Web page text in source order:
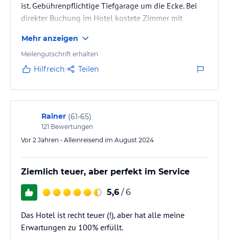
ist. Gebührenpflichtige Tiefgarage um die Ecke. Bei
direkter Buchung im Hotel kostete Zimmer mit
Anm.: 24-Stunden-Parkkarte für Bern (übers Internet
zu kaufen) ist viel billiger, es sei denn, man bekommt
einen Parkplatz in Hotelnähe. Sehr hilfreiche und
Zimmervorschläge. Zimmer sind etwas kalt, weil AC
immer aufgedreht ist und…
Mehr anzeigen
Meilengutschrift erhalten
Hilfreich Teilen
Rainer (61-65)
121 Bewertungen
Vor 2 Jahren • Alleinreisend im August 2024
Ziemlich teuer, aber perfekt im Service
5,6 / 6
Das Hotel ist recht teuer (!), aber hat alle meine
Erwartungen zu 100% erfüllt.